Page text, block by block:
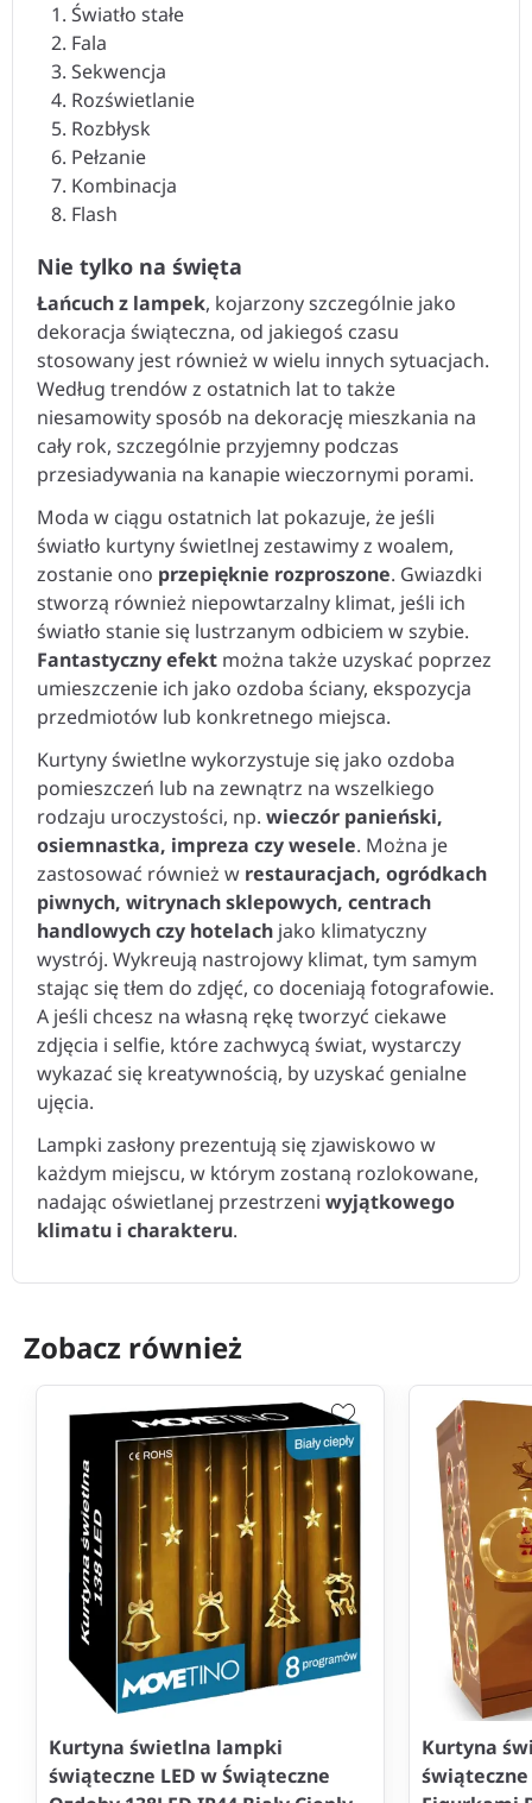
Światło stałe
Fala
Sekwencja
Rozświetlanie
Rozbłysk
Pełzanie
Kombinacja
Flash
Nie tylko na święta
Łańcuch z lampek, kojarzony szczególnie jako
dekoracja świąteczna, od jakiegoś czasu
stosowany jest również w wielu innych sytuacjach.
Według trendów z ostatnich lat to także
niesamowity sposób na dekorację mieszkania na
cały rok, szczególnie przyjemny podczas
przesiadywania na kanapie wieczornymi porami.
Moda w ciągu ostatnich lat pokazuje, że jeśli
światło kurtyny świetlnej zestawimy z woalem,
zostanie ono przepięknie rozproszone. Gwiazdki
stworzą również niepowtarzalny klimat, jeśli ich
światło stanie się lustrzanym odbiciem w szybie.
Fantastyczny efekt można także uzyskać poprzez
umieszczenie ich jako ozdoba ściany, ekspozycja
przedmiotów lub konkretnego miejsca.
Kurtyny świetlne wykorzystuje się jako ozdoba
pomieszczeń lub na zewnątrz na wszelkiego
rodzaju uroczystości, np. wieczór panieński,
osiemnastka, impreza czy wesele. Można je
zastosować również w restauracjach, ogródkach
piwnych, witrynach sklepowych, centrach
handlowych czy hotelach jako klimatyczny
wystrój. Wykreują nastrojowy klimat, tym samym
stając się tłem do zdjęć, co doceniają fotografowie.
A jeśli chcesz na własną rękę tworzyć ciekawe
zdjęcia i selfie, które zachwycą świat, wystarczy
wykazać się kreatywnością, by uzyskać genialne
ujęcia.
Lampki zasłony prezentują się zjawiskowo w
każdym miejscu, w którym zostaną rozlokowane,
nadając oświetlanej przestrzeni wyjątkowego
klimatu i charakteru.
Zobacz również
Kurtyna świetlna lampki
świąteczne LED w Świąteczne
Kurtyna
świąteczne